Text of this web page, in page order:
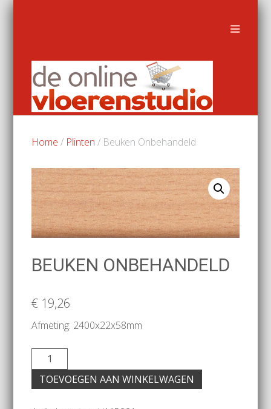
Home / Plinten / Beuken Onbehandeld
BEUKEN ONBEHANDELD
€ 19,26
Afmeting: 2400x22x58mm
TOEVOEGEN AAN WINKELWAGEN